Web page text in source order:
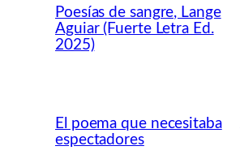
Poesías de sangre, Lange
Aguiar (Fuerte Letra Ed.
2025)
El poema que necesitaba
espectadores